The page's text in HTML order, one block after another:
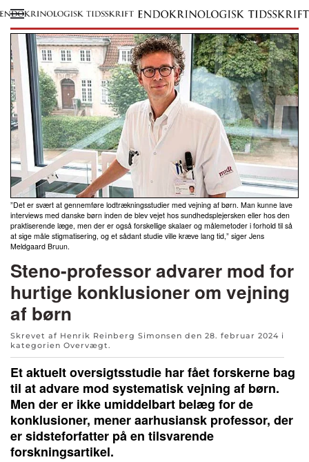
Skip to main content
”Det er svært at gennemføre lodtrækningsstudier med vejning af børn. Man kunne lave
interviews med danske børn inden de blev vejet hos sundhedsplejersken eller hos den
praktiserende læge, men der er også forskellige skalaer og målemetoder i forhold til så
at sige måle stigmatisering, og et sådant studie ville kræve lang tid,” siger Jens
Meldgaard Bruun.
Steno-professor advarer mod for
hurtige konklusioner om vejning
af børn
Skrevet af Henrik Reinberg Simonsen den 28. februar 2024 i
kategorien Overvægt.
Et aktuelt oversigtsstudie har fået forskerne bag
til at advare mod systematisk vejning af børn.
Men der er ikke umiddelbart belæg for de
konklusioner, mener aarhusiansk professor, der
er sidsteforfatter på en tilsvarende
forskningsartikel.